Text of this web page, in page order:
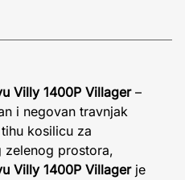
Villy 1400P Villager–
i negovan travnjak
kosilicu za
zelenog prostora,
Villy 1400P Villagerje